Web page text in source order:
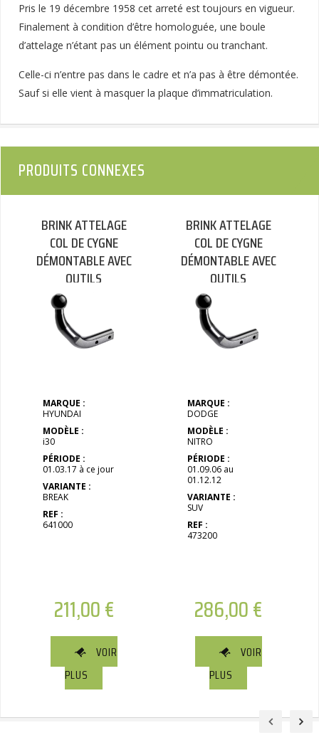
Pris le 19 décembre 1958 cet arreté est toujours en vigueur.
Finalement à condition d’être homologuée, une boule
d’attelage n’étant pas un élément pointu ou tranchant.
Celle-ci n’entre pas dans le cadre et n’a pas à être démontée.
Sauf si elle vient à masquer la plaque d’immatriculation.
PRODUITS CONNEXES
BRINK ATTELAGE
COL DE CYGNE
DÉMONTABLE AVEC
OUTILS
MARQUE :
HYUNDAI
MODÈLE :
i30
PÉRIODE :
01.03.17 à ce jour
VARIANTE :
BREAK
REF :
641000
211,00€
VOIR
PLUS
BRINK ATTELAGE
COL DE CYGNE
DÉMONTABLE AVEC
OUTILS
MARQUE :
DODGE
MODÈLE :
NITRO
PÉRIODE :
01.09.06 au
01.12.12
VARIANTE :
SUV
REF :
473200
286,00€
VOIR
PLUS